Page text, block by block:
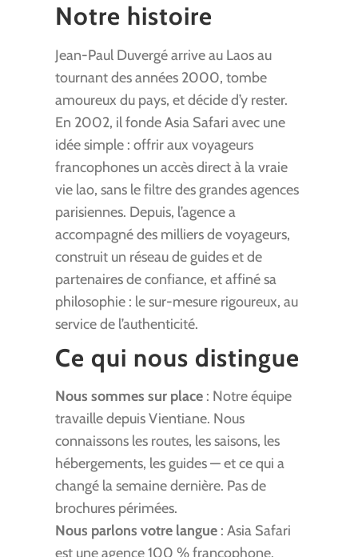
Notre histoire
Jean-Paul Duvergé arrive au Laos au
tournant des années 2000, tombe
amoureux du pays, et décide d’y rester.
En 2002, il fonde Asia Safari avec une
idée simple : offrir aux voyageurs
francophones un accès direct à la vraie
vie lao, sans le filtre des grandes agences
parisiennes. Depuis, l’agence a
accompagné des milliers de voyageurs,
construit un réseau de guides et de
partenaires de confiance, et affiné sa
philosophie : le sur-mesure rigoureux, au
service de l’authenticité.
Ce qui nous distingue
Nous sommes sur place: Notre équipe
travaille depuis Vientiane. Nous
connaissons les routes, les saisons, les
hébergements, les guides — et ce qui a
changé la semaine dernière. Pas de
brochures périmées.
Nous parlons votre langue: Asia Safari
est une agence 100 % francophone.